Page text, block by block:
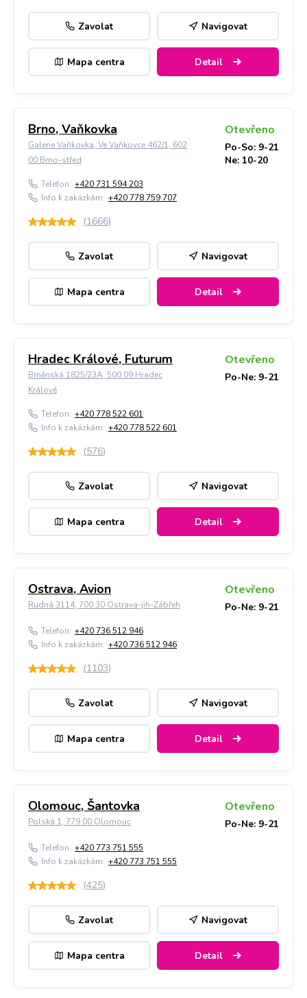
Zavolat Navigovat
Mapa centra Detail
Brno, Vaňkovka
Galerie Vaňkovka, Ve Vaňkovce 462/1, 602
00 Brno-střed
Otevřeno
Po-So: 9-21
Ne: 10-20
Telefon: +420 731 594 203
Info k zakázkám: +420 778 759 707
(1666)
Zavolat Navigovat
Mapa centra Detail
Hradec Králové, Futurum
Brněnská 1825/23A, 500 09 Hradec
Králové
Otevřeno
Po-Ne: 9-21
Telefon: +420 778 522 601
Info k zakázkám: +420 778 522 601
(576)
Zavolat Navigovat
Mapa centra Detail
Ostrava, Avion
Rudná 3114, 700 30 Ostrava-jih-Zábřeh
Otevřeno
Po-Ne: 9-21
Telefon: +420 736 512 946
Info k zakázkám: +420 736 512 946
(1103)
Zavolat Navigovat
Mapa centra Detail
Olomouc, Šantovka
Polská 1, 779 00 Olomouc
Otevřeno
Po-Ne: 9-21
Telefon: +420 773 751 555
Info k zakázkám: +420 773 751 555
(425)
Zavolat Navigovat
Mapa centra Detail